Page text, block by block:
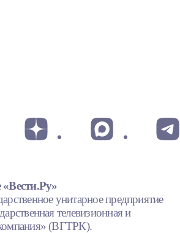
«Вести.Ру»
унитарное предприятие
телевизионная и
(ВГТРК).